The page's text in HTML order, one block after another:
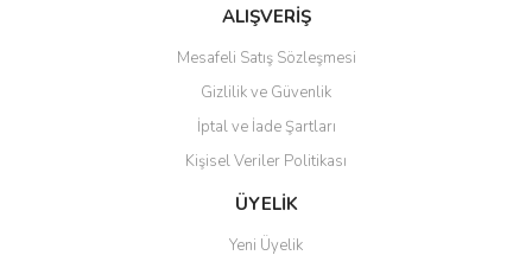
Bu ürüne benzer farklı alternatifler olmalı.
Gönder
ALIŞVERİŞ
Mesafeli Satış Sözleşmesi
Gizlilik ve Güvenlik
İptal ve İade Şartları
Kişisel Veriler Politikası
ÜYELİK
Yeni Üyelik